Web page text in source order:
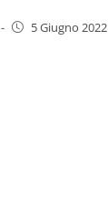
- 5 Giugno 2022